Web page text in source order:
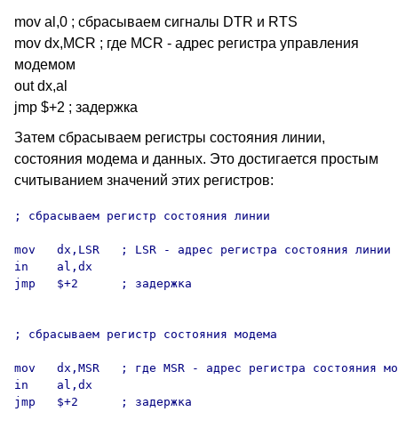
mov al,0 ; сбрасываем сигналы DTR и RTS
mov dx,MCR ; где MCR - адрес регистра управления
модемом
out dx,al
jmp $+2 ; задержка
Затем сбрасываем регистры состояния линии,
состояния модема и данных. Это достигается простым
считыванием значений этих регистров:
; сбрасываем регистр состояния линии
mov   dx,LSR   ; LSR - адрес регистра состояния линии
in    al,dx
jmp   $+2      ; задержка
; сбрасываем регистр состояния модема
mov   dx,MSR   ; где MSR - адрес регистра состояния
in    al,dx
jmp   $+2      ; задержка